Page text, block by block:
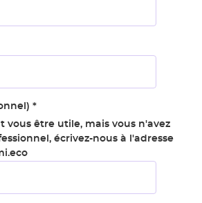
*
vous être utile, mais vous n'avez
écrivez-nous à l'adresse